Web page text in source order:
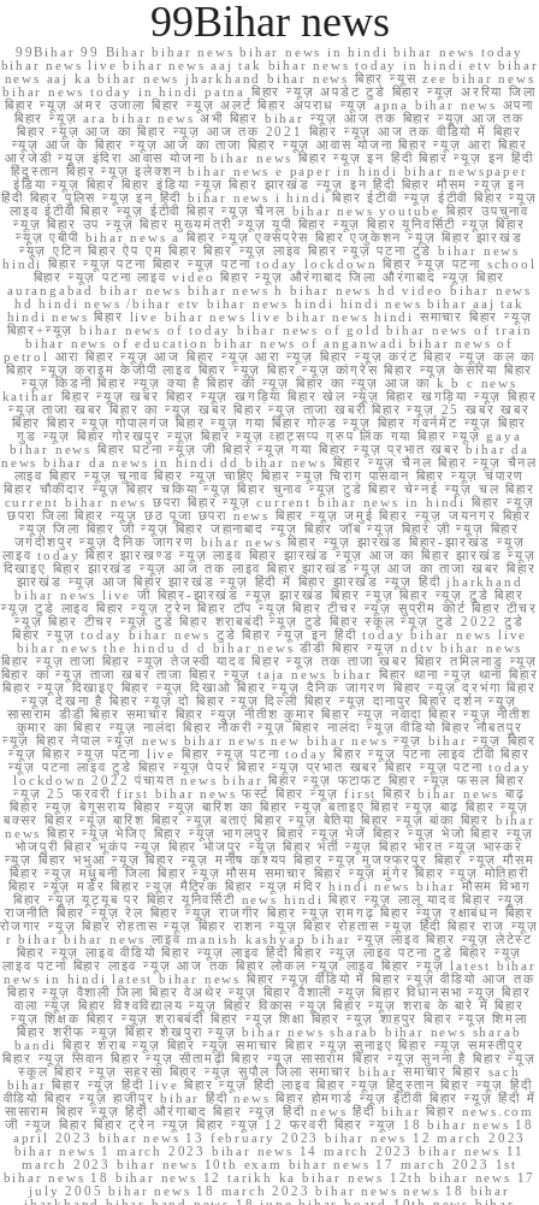
99Bihar news
99Bihar 99 Bihar bihar news bihar news in hindi bihar news today
bihar news live bihar news aaj tak bihar news today in hindi etv bihar
news aaj ka bihar news jharkhand bihar news बिहार न्यूस zee bihar news
bihar news today in hindi patna बिहार न्यूज़ अपडेट टुडे बिहार न्यूज़ अररिया जिला
बिहार न्यूज़ अमर उजाला बिहार न्यूज़ अलर्ट बिहार अपराध न्यूज़ apna bihar news अपना
बिहार न्यूज़ ara bihar news अभी बिहार bihar न्यूज़ आज तक बिहार न्यूज़ आज तक
बिहार न्यूज़ आज का बिहार न्यूज़ आज तक 2021 बिहार न्यूज़ आज तक वीडियो में बिहार
न्यूज़ आज के बिहार न्यूज़ आज का ताजा बिहार न्यूज़ आवास योजना बिहार न्यूज़ आरा बिहार
आरजेडी न्यूज़ इंदिरा आवास योजना bihar news बिहार न्यूज़ इन हिंदी बिहार न्यूज़ इन हिंदी
हिंदुस्तान बिहार न्यूज़ इलेक्शन bihar news e paper in hindi bihar newspaper
इंडिया न्यूज़ बिहार बिहार इंडिया न्यूज़ बिहार झारखंड न्यूज़ इन हिंदी बिहार मौसम न्यूज़ इन
हिंदी बिहार पुलिस न्यूज़ इन हिंदी bihar news i hindi बिहार ईटीवी न्यूज़ ईटीवी बिहार न्यूज़
लाइव ईटीवी बिहार न्यूज़ ईटीवी बिहार न्यूज़ चैनल bihar news youtube बिहार उपचुनाव
न्यूज़ बिहार उप न्यूज़ बिहार मुख्यमंत्री न्यूज़ यूपी बिहार न्यूज़ बिहार यूनिवर्सिटी न्यूज़ बिहार
न्यूज़ एबीपी bihar news a बिहार न्यूज़ एक्सप्रेस बिहार एजुकेशन न्यूज़ बिहार झारखंड
न्यूज़ एटिन बिहार ऐप एम बिहार बिहार न्यूज़ लाइव बिहार न्यूज़ पटना टुडे bihar news
hindi बिहार न्यूज़ पटना बिहार न्यूज़ पटना today lockdown बिहार न्यूज़ पटना school
बिहार न्यूज़ पटना लाइव video बिहार न्यूज़ औरंगाबाद जिला औरंगाबाद न्यूज़ बिहार
aurangabad bihar news bihar news h bihar news hd video bihar news
hd hindi news /bihar etv bihar news hindi hindi news bihar aaj tak
hindi news बिहार live bihar news live bihar news hindi समाचार बिहार न्यूज़
बिहार+न्यूज़ bihar news of today bihar news of gold bihar news of train
bihar news of education bihar news of anganwadi bihar news of
petrol आरा बिहार न्यूज़ आज बिहार न्यूज़ आरा न्यूज़ बिहार न्यूज़ करंट बिहार न्यूज़ कल का
बिहार न्यूज़ क्राइम केजीपी लाइव बिहार न्यूज़ बिहार न्यूज़ कांग्रेस बिहार न्यूज़ केसरिया बिहार
न्यूज़ किडनी बिहार न्यूज़ क्या है बिहार की न्यूज़ बिहार का न्यूज़ आज का k b c news
katihar बिहार न्यूज़ खबर बिहार न्यूज़ खगड़िया बिहार खेल न्यूज़ बिहार खगड़िया न्यूज़ बिहार
न्यूज़ ताजा खबर बिहार का न्यूज़ खबर बिहार न्यूज़ ताजा खबरी बिहार न्यूज़ 25 खबर खबर
बिहार बिहार न्यूज़ गोपालगंज बिहार न्यूज़ गया बिहार गोल्ड न्यूज़ बिहार गवर्नमेंट न्यूज़ बिहार
गुड न्यूज़ बिहार गोरखपुर न्यूज़ बिहार न्यूज़ व्हाट्सप्प ग्रुप लिंक गया बिहार न्यूज़ gaya
bihar news बिहार घटना न्यूज़ जी बिहार न्यूज़ गया बिहार न्यूज़ प्रभात खबर bihar da
news bihar da news in hindi dd bihar news बिहार न्यूज़ चैनल बिहार न्यूज़ चैनल
लाइव बिहार न्यूज़ चुनाव बिहार न्यूज़ चाहिए बिहार न्यूज़ चिराग पासवान बिहार न्यूज़ चंपारण
बिहार चौकीदार न्यूज़ बिहार चकिया न्यूज़ बिहार चुनाव न्यूज़ टुडे बिहार चेन्नई न्यूज़ चल बिहार
current bihar news छपरा बिहार न्यूज़ current bihar news in hindi बिहार न्यूज़
छपरा जिला बिहार न्यूज़ छठ पूजा छपरा news बिहार न्यूज़ जमुई बिहार न्यूज़ जयनगर बिहार
न्यूज़ जिला बिहार जी न्यूज़ बिहार जहानाबाद न्यूज़ बिहार जॉब न्यूज़ बिहार ज़ी न्यूज़ बिहार
जगदीशपुर न्यूज़ दैनिक जागरण bihar news बिहार न्यूज़ झारखंड बिहार-झारखंड न्यूज़
लाइव today बिहार झारखण्ड न्यूज़ लाइव बिहार झारखंड न्यूज़ आज का बिहार झारखंड न्यूज़
दिखाइए बिहार झारखंड न्यूज़ आज तक लाइव बिहार झारखंड न्यूज़ आज का ताजा खबर बिहार
झारखंड न्यूज़ आज बिहार झारखंड न्यूज़ हिंदी में बिहार झारखंड न्यूज़ हिंदी jharkhand
bihar news live जी बिहार-झारखंड न्यूज़ झारखंड बिहार न्यूज़ बिहार न्यूज़ टुडे बिहार
न्यूज़ टुडे लाइव बिहार न्यूज़ ट्रेन बिहार टॉप न्यूज़ बिहार टीचर न्यूज़ सुप्रीम कोर्ट बिहार टीचर
न्यूज़ बिहार टीचर न्यूज़ टुडे बिहार शराबबंदी न्यूज़ टुडे बिहार स्कूल न्यूज़ टुडे 2022 टुडे
बिहार न्यूज़ today bihar news टुडे बिहार न्यूज़ इन हिंदी today bihar news live
bihar news the hindu d d bihar news डीडी बिहार न्यूज़ ndtv bihar news
बिहार न्यूज़ ताजा बिहार न्यूज़ तेजस्वी यादव बिहार न्यूज़ तक ताजा खबर बिहार तमिलनाडु न्यूज़
बिहार का न्यूज़ ताजा खबर ताजा बिहार न्यूज़ taja news bihar बिहार थाना न्यूज़ थाना बिहार
बिहार न्यूज़ दिखाइए बिहार न्यूज़ दिखाओ बिहार न्यूज़ दैनिक जागरण बिहार न्यूज़ दरभंगा बिहार
न्यूज़ देखना है बिहार न्यूज़ दो बिहार न्यूज़ दिल्ली बिहार न्यूज़ दानापुर बिहार दर्शन न्यूज़
सासाराम डीडी बिहार समाचार बिहार न्यूज़ नीतीश कुमार बिहार न्यूज़ नवादा बिहार न्यूज़ नीतीश
कुमार का बिहार न्यूज़ नालंदा बिहार नौकरी न्यूज़ बिहार नालंदा न्यूज़ वीडियो बिहार नौबतपुर
न्यूज़ बिहार नेपाल न्यूज़ news bihar news new bihar news न्यूज़ bihar न्यूज़ बिहार
न्यूज़ बिहार न्यूज़ पटना live बिहार न्यूज़ पटना today बिहार न्यूज़ पटना लाइव टीवी बिहार
न्यूज़ पटना लाइव टुडे बिहार न्यूज़ पेपर बिहार न्यूज़ प्रभात खबर बिहार न्यूज़ पटना today
lockdown 2022 पंचायत news bihar बिहार न्यूज़ फटाफट बिहार न्यूज़ फसल बिहार
न्यूज़ 25 फरवरी first bihar news फर्स्ट बिहार न्यूज़ first बिहार bihar news बाढ़
बिहार न्यूज़ बेगूसराय बिहार न्यूज़ बारिश का बिहार न्यूज़ बताइए बिहार न्यूज़ बाढ़ बिहार न्यूज़
बक्सर बिहार न्यूज़ बारिश बिहार न्यूज़ बताएं बिहार न्यूज़ बेतिया बिहार न्यूज़ बांका बिहार bihar
news बिहार न्यूज़ भेजिए बिहार न्यूज़ भागलपुर बिहार न्यूज़ भेजें बिहार न्यूज़ भेजो बिहार न्यूज़
भोजपुरी बिहार भूकंप न्यूज़ बिहार भोजपुर न्यूज़ बिहार भर्ती न्यूज़ बिहार भारत न्यूज़ भास्कर
न्यूज़ बिहार भभुआ न्यूज़ बिहार न्यूज़ मनीष कश्यप बिहार न्यूज़ मुजफ्फरपुर बिहार न्यूज़ मौसम
बिहार न्यूज़ मधुबनी जिला बिहार न्यूज़ मौसम समाचार बिहार न्यूज़ मुंगेर बिहार न्यूज़ मोतिहारी
बिहार न्यूज़ मर्डर बिहार न्यूज़ मैट्रिक बिहार न्यूज़ मंदिर hindi news bihar मौसम विभाग
बिहार न्यूज़ यूट्यूब पर बिहार यूनिवर्सिटी news hindi बिहार न्यूज़ लालू यादव बिहार न्यूज़
राजनीति बिहार न्यूज़ रेल बिहार न्यूज़ राजगीर बिहार न्यूज़ रामगढ़ बिहार न्यूज़ रक्षाबंधन बिहार
रोजगार न्यूज़ बिहार रोहतास न्यूज़ बिहार राशन न्यूज़ बिहार रोहतास न्यूज़ हिंदी बिहार राज न्यूज़
r bihar bihar news लाइव manish kashyap bihar न्यूज़ लाइव बिहार न्यूज़ लेटेस्ट
बिहार न्यूज़ लाइव वीडियो बिहार न्यूज़ लाइव हिंदी बिहार न्यूज़ लाइव पटना टुडे बिहार न्यूज़
लाइव पटना बिहार लाइव न्यूज़ आज तक बिहार लोकल न्यूज़ लाइव बिहार न्यूज़ latest bihar
news in hindi latest bihar news बिहार न्यूज़ वीडियो में बिहार न्यूज़ वीडियो आज तक
बिहार न्यूज़ वैशाली जिला बिहार वेअथेर न्यूज़ बिहार वैशाली न्यूज़ बिहार विधानसभा न्यूज़ बिहार
वाला न्यूज़ बिहार विश्वविद्यालय न्यूज़ बिहार विकास न्यूज़ बिहार न्यूज़ शराब के बारे में बिहार
न्यूज़ शिक्षक बिहार न्यूज़ शराबबंदी बिहार न्यूज़ शिक्षा बिहार न्यूज़ शाहपुर बिहार न्यूज़ शिमला
बिहार शरीफ न्यूज़ बिहार शेखपुरा न्यूज़ bihar news sharab bihar news sharab
bandi बिहार शराब न्यूज़ बिहार न्यूज़ समाचार बिहार न्यूज़ सुनाइए बिहार न्यूज़ समस्तीपुर
बिहार न्यूज़ सिवान बिहार न्यूज़ सीतामढ़ी बिहार न्यूज़ सासाराम बिहार न्यूज़ सुनना है बिहार न्यूज़
स्कूल बिहार न्यूज़ सहरसा बिहार न्यूज़ सुपौल जिला समाचार bihar समाचार बिहार sach
bihar बिहार न्यूज़ हिंदी live बिहार न्यूज़ हिंदी लाइव बिहार न्यूज़ हिंदुस्तान बिहार न्यूज़ हिंदी
वीडियो बिहार न्यूज़ हाजीपुर bihar हिंदी news बिहार होमगार्ड न्यूज़ ईटीवी बिहार न्यूज़ हिंदी में
सासाराम बिहार न्यूज़ हिंदी औरंगाबाद बिहार न्यूज़ हिंदी news हिंदी bihar बिहार news.com
जी न्यूज बिहार बिहार ट्रेन न्यूज़ बिहार न्यूज़ 12 फरवरी बिहार न्यूज़ 18 bihar news 18
april 2023 bihar news 13 february 2023 bihar news 12 march 2023
bihar news 1 march 2023 bihar news 14 march 2023 bihar news 11
march 2023 bihar news 10th exam bihar news 17 march 2023 1st
bihar news 18 bihar news 12 tarikh ka bihar news 12th bihar news 17
july 2005 bihar news 18 march 2023 bihar news news 18 bihar